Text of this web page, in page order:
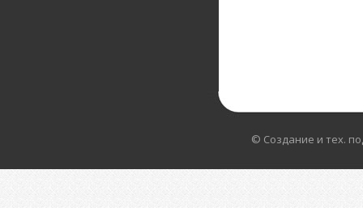
© Создание и тех.